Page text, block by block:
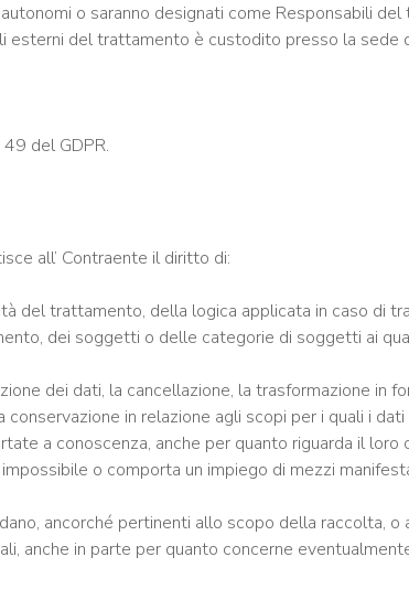
o saranno designati come Responsabili
esterni del trattamento è custodito presso la sede
del GDPR.
all’ Contraente il diritto di:
del trattamento, della logica applicata in caso di
dei soggetti o delle categorie di soggetti ai
dei dati, la cancellazione, la trasformazione in
in relazione agli scopi per i quali i
a conoscenza, anche per quanto riguarda il
o comporta un impiego di mezzi
ancorché pertinenti allo scopo della raccolta,
anche in parte per quanto concerne